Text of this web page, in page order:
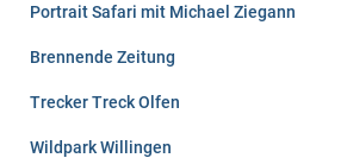
Portrait Safari mit Michael Ziegann
Brennende Zeitung
Trecker Treck Olfen
Wildpark Willingen